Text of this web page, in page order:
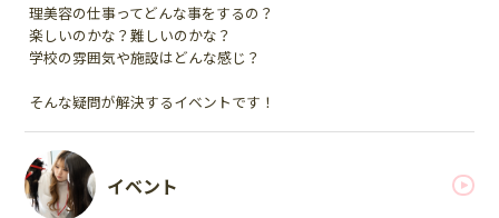
理美容の仕事ってどんな事をするの？
楽しいのかな？難しいのかな？
学校の雰囲気や施設はどんな感じ？
そんな疑問が解決するイベントです！
イベント